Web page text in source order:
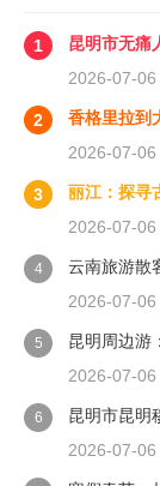
1
昆明市无痛
2026-07-
2
香格里拉到
2026-07-
3
丽江：探寻
2026-07-
4
云南旅游散
2026-07-
5
昆明周边游
2026-07-
6
昆明市昆明
2026-07-